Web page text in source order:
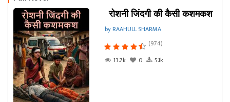
रोशनी जिंदगी की कैसी कशमकश
by RAAHULL SHARMA
(974)
13.7k
0 5.1k